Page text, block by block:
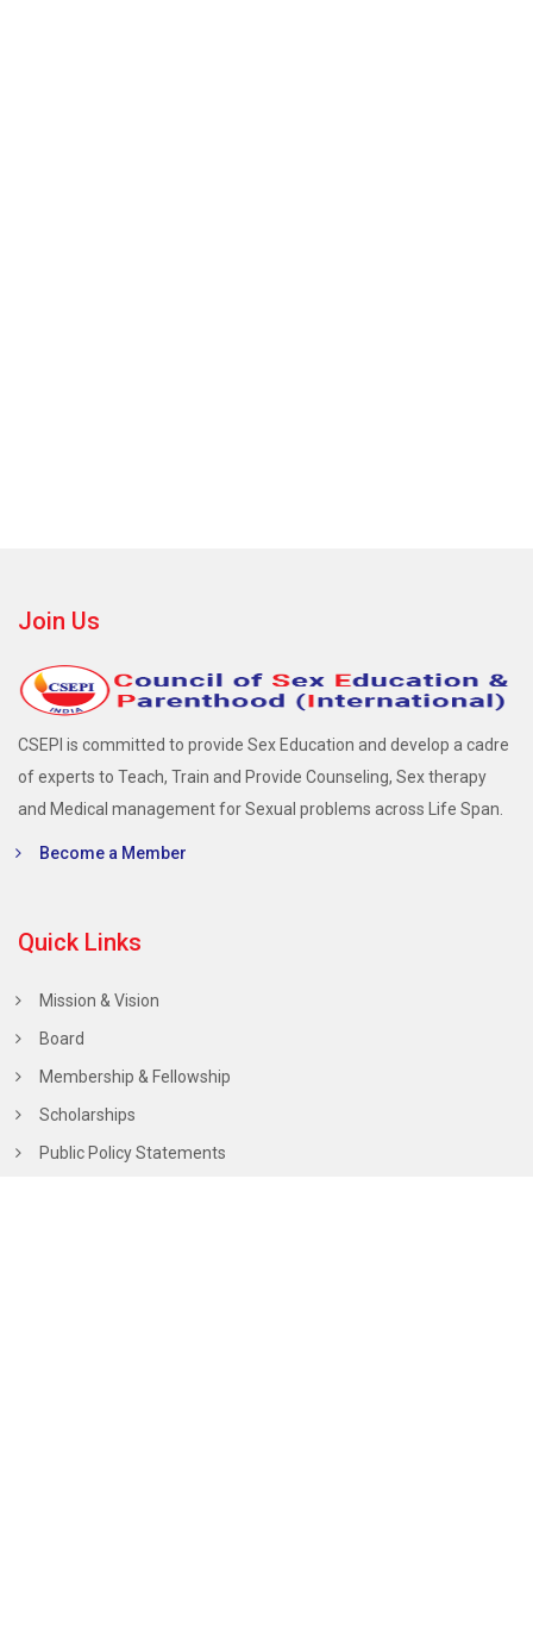
Join Us
CSEPI is committed to provide Sex Education and develop a cadre
of experts to Teach, Train and Provide Counseling, Sex therapy
and Medical management for Sexual problems across Life Span.
Become a Member
Quick Links
Mission & Vision
Board
Membership & Fellowship
Scholarships
Public Policy Statements